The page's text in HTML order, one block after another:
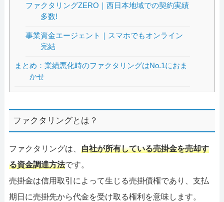
ファクタリングZERO｜西日本地域での契約実績
多数!
事業資金エージェント｜スマホでもオンライン
完結
まとめ：業績悪化時のファクタリングはNo.1におま
かせ
ファクタリングとは？
ファクタリングは、 自社が所有している売掛金を売却す
る資金調達方法です。
売掛金は信用取引によって生じる売掛債権であり、支払
期日に売掛先から代金を受け取る権利を意味します。